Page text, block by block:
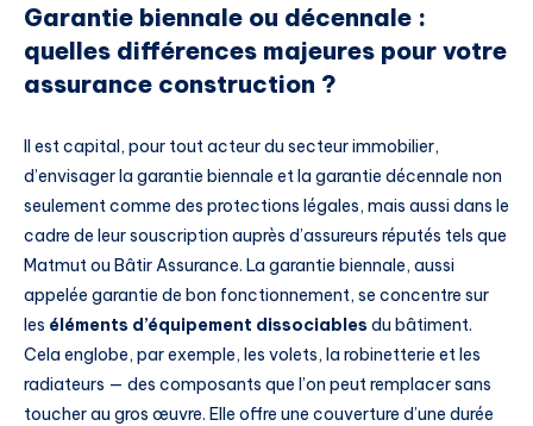
Garantie biennale ou décennale :
quelles différences majeures pour votre
assurance construction ?
Il est capital, pour tout acteur du secteur immobilier,
d’envisager la garantie biennale et la garantie décennale non
seulement comme des protections légales, mais aussi dans le
cadre de leur souscription auprès d’assureurs réputés tels que
Matmut ou Bâtir Assurance. La garantie biennale, aussi
appelée garantie de bon fonctionnement, se concentre sur
les éléments d’équipement dissociables du bâtiment.
Cela englobe, par exemple, les volets, la robinetterie et les
radiateurs — des composants que l’on peut remplacer sans
toucher au gros œuvre. Elle offre une couverture d’une durée